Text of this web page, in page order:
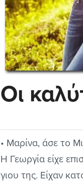
Οι
• Μαρίνα, άσε το
Η Γεωργία είχε
γιου της. Είχαν